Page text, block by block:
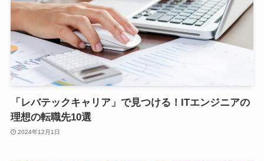
「レバテックキャリア」で見つける！ITエンジニアの
理想の転職先10選
2024年12月1日